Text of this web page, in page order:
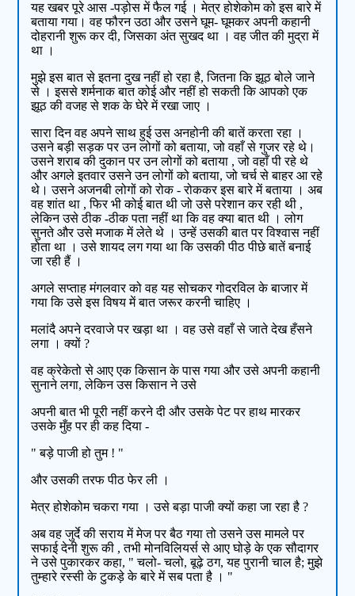
यह खबर पूरे आस -पड़ोस में फैल गई । मेत्र होशेकोम को इस बारे में
बताया गया। वह फौरन उठा और उसने घूम- घूमकर अपनी कहानी
दोहरानी शुरू कर दी, जिसका अंत सुखद था । वह जीत की मुद्रा में
था ।
मुझे इस बात से इतना दुख नहीं हो रहा है, जितना कि झूठ बोले जाने
से । इससे शर्मनाक बात कोई और नहीं हो सकती कि आपको एक
झूठ की वजह से शक के घेरे में रखा जाए ।
सारा दिन वह अपने साथ हुई उस अनहोनी की बातें करता रहा ।
उसने बड़ी सड़क पर उन लोगों को बताया, जो वहाँ से गुजर रहे थे।
उसने शराब की दुकान पर उन लोगों को बताया , जो वहाँ पी रहे थे
और अगले इतवार उसने उन लोगों को बताया, जो चर्च से बाहर आ रहे
थे। उसने अजनबी लोगों को रोक - रोककर इस बारे में बताया । अब
वह शांत था , फिर भी कोई बात थी जो उसे परेशान कर रही थी ,
लेकिन उसे ठीक -ठीक पता नहीं था कि वह क्या बात थी । लोग
सुनते और उसे मजाक में लेते थे । उन्हें उसकी बात पर विश्वास नहीं
होता था । उसे शायद लग गया था कि उसकी पीठ पीछे बातें बनाई
जा रही हैं ।
अगले सप्ताह मंगलवार को वह यह सोचकर गोदरविल के बाजार में
गया कि उसे इस विषय में बात जरूर करनी चाहिए ।
मलांदै अपने दरवाजे पर खड़ा था । वह उसे वहाँ से जाते देख हँसने
लगा । क्यों ?
वह क्रेकेतो से आए एक किसान के पास गया और उसे अपनी कहानी
सुनाने लगा, लेकिन उस किसान ने उसे
अपनी बात भी पूरी नहीं करने दी और उसके पेट पर हाथ मारकर
उसके मुँह पर ही कह दिया -
" बड़े पाजी हो तुम ! "
और उसकी तरफ पीठ फेर ली ।
मेत्र होशेकोम चकरा गया । उसे बड़ा पाजी क्यों कहा जा रहा है ?
अब वह जुर्दे की सराय में मेज पर बैठ गया तो उसने उस मामले पर
सफाई देनी शुरू की , तभी मोनविलियर्स से आए घोड़े के एक सौदागर
ने उसे पुकारकर कहा, " चलो- चलो, बूढ़े ठग, यह पुरानी चाल है; मुझे
तुम्हारे रस्सी के टुकड़े के बारे में सब पता है । "